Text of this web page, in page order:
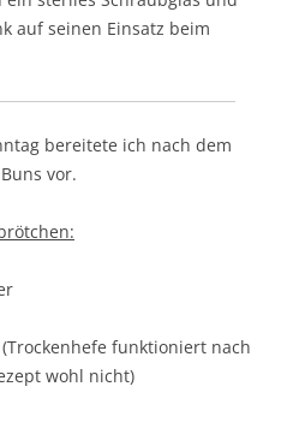
auf seinen Einsatz beim
bereitete ich nach dem
vor.
funktioniert nach
wohl nicht)